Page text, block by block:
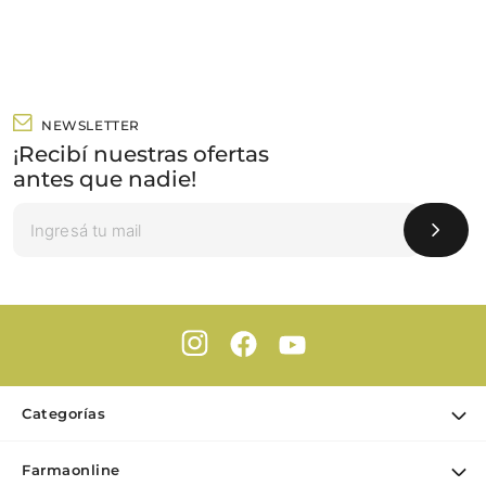
NEWSLETTER
¡Recibí nuestras ofertas
antes que nadie!
Categorías
Farmaonline